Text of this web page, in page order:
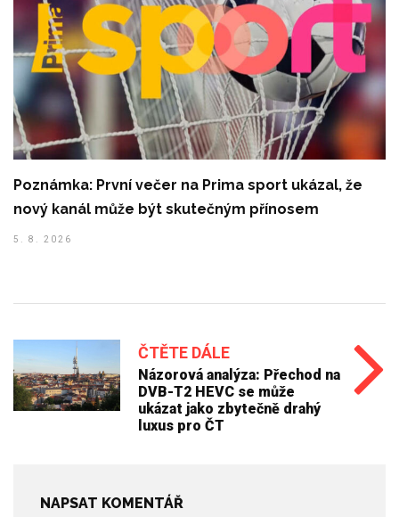
Poznámka: První večer na Prima sport ukázal, že
nový kanál může být skutečným přínosem
5. 8. 2026
ČTĚTE DÁLE
Názorová analýza: Přechod na
DVB-T2 HEVC se může
ukázat jako zbytečně drahý
luxus pro ČT
NAPSAT KOMENTÁŘ